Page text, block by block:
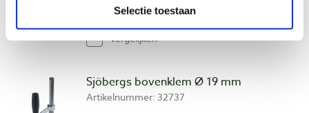
Selectie toestaan
Op voorraad
Vergelijken
Sjöbergs bovenklem Ø 19 mm
Artikelnummer: 32737